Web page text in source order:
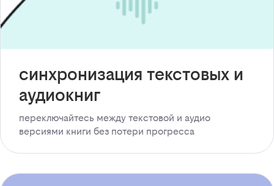
синхронизация текстовых и
аудиокниг
переключайтесь между текстовой и аудио
версиями книги без потери прогресса